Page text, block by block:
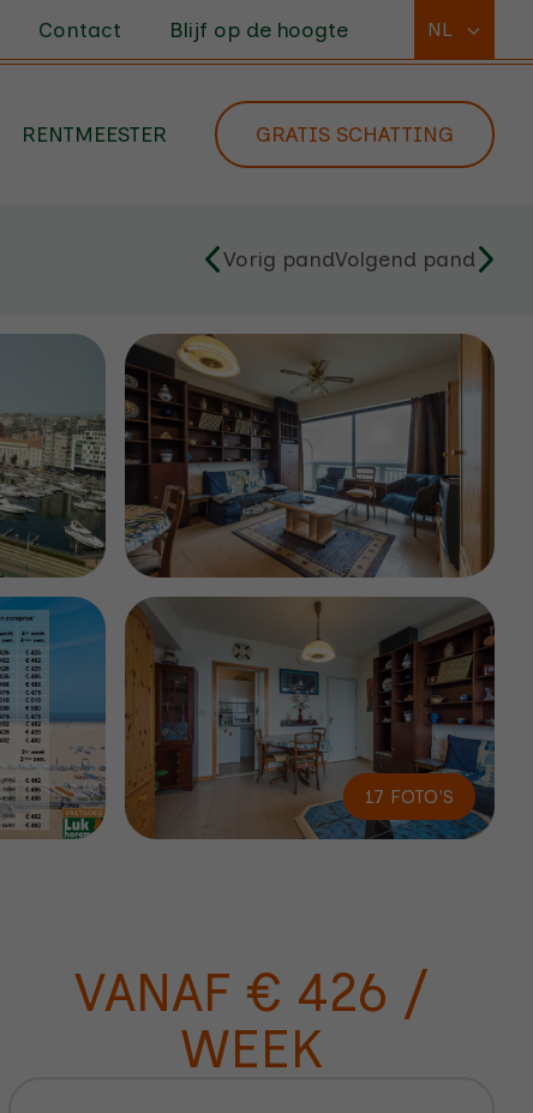
Contact Blijf op de hoogte NL
RENTMEESTER GRATIS SCHATTING
Vorig pandVolgend pand
17 FOTO'S
VANAF € 426 /
WEEK